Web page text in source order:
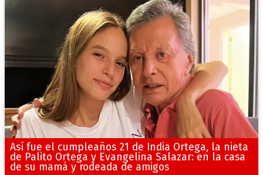
Así fue el cumpleaños 21 de India Ortega, la nieta
de Palito Ortega y Evangelina Salazar: en la casa
de su mamá y rodeada de amigos